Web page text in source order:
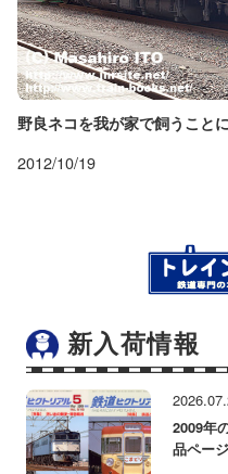
野良ネコを我が家で飼うこと
2012/10/19
新入荷情報
2009年
品ペー